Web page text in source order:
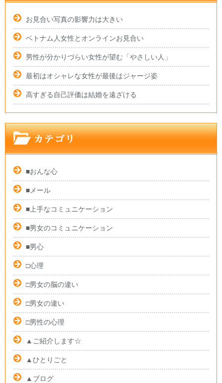
お見合い写真の影響力は大きい
ベトナム人女性とオンラインお見合い
男性が分かりづらい女性が望む「やさしい人」
最初はオシャレな女性が最後はジャージ姿
高すぎる自己評価は結婚を遠ざける
■おんな心
■メール
■上手なコミュニケーション
■男女のコミュニケーション
■男心
□心理
□男女の脳の違い
□男女の違い
□男性の心理
▲ご紹介します☆
▲ひとりごと
▲ブログ